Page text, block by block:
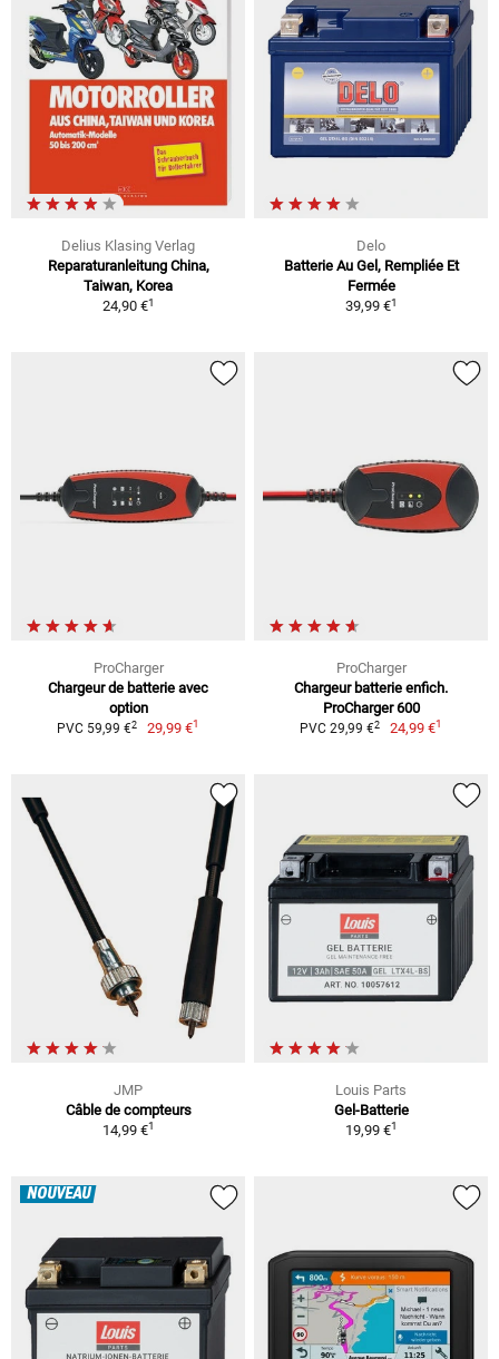
Delius Klasing Verlag
Reparaturanleitung China,
Taiwan, Korea
24,90 €1
Delo
Batterie Au Gel, Rempliée Et
Fermée
39,99 €1
ProCharger
Chargeur de batterie avec
option
PVC 59,99 €2 29,99 €1
ProCharger
Chargeur batterie enfich.
ProCharger 600
PVC 29,99 €2 24,99 €1
JMP
Câble de compteurs
14,99 €1
Louis Parts
Gel-Batterie
19,99 €1
NOUVEAU